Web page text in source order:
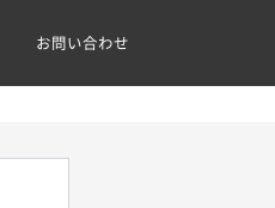
お問い合わせ